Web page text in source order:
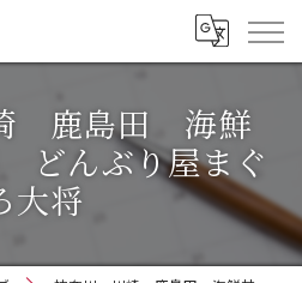
鹿島田 海鮮
んぶり屋まぐ
大将